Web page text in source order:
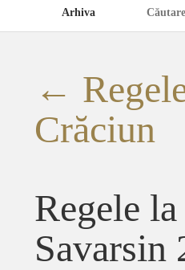
Arhiva
←
Crăciun
Regele
Savarsin